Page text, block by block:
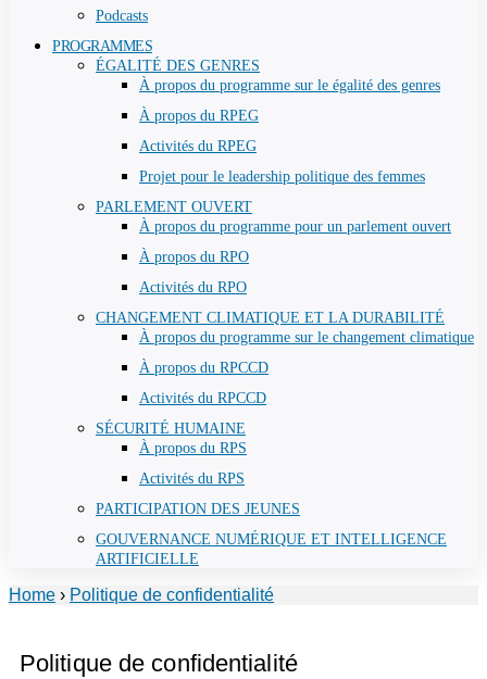
Podcasts
PROGRAMMES
ÉGALITÉ DES GENRES
À propos du programme sur le égalité des genres
À propos du RPEG
Activités du RPEG
Projet pour le leadership politique des femmes
PARLEMENT OUVERT
À propos du programme pour un parlement ouvert
À propos du RPO
Activités du RPO
CHANGEMENT CLIMATIQUE ET LA DURABILITÉ
À propos du programme sur le changement climatique
À propos du RPCCD
Activités du RPCCD
SÉCURITÉ HUMAINE
À propos du RPS
Activités du RPS
PARTICIPATION DES JEUNES
GOUVERNANCE NUMÉRIQUE ET INTELLIGENCE
ARTIFICIELLE
Home › Politique de confidentialité
Politique de confidentialité